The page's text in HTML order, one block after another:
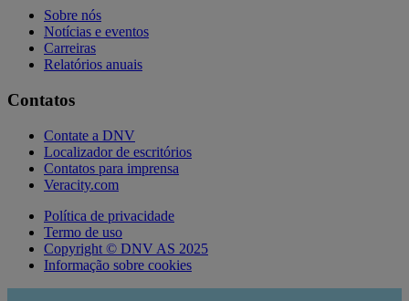
Sobre nós
Notícias e eventos
Carreiras
Relatórios anuais
Contatos
Contate a DNV
Localizador de escritórios
Contatos para imprensa
Veracity.com
Política de privacidade
Termo de uso
Copyright © DNV AS 2025
Informação sobre cookies